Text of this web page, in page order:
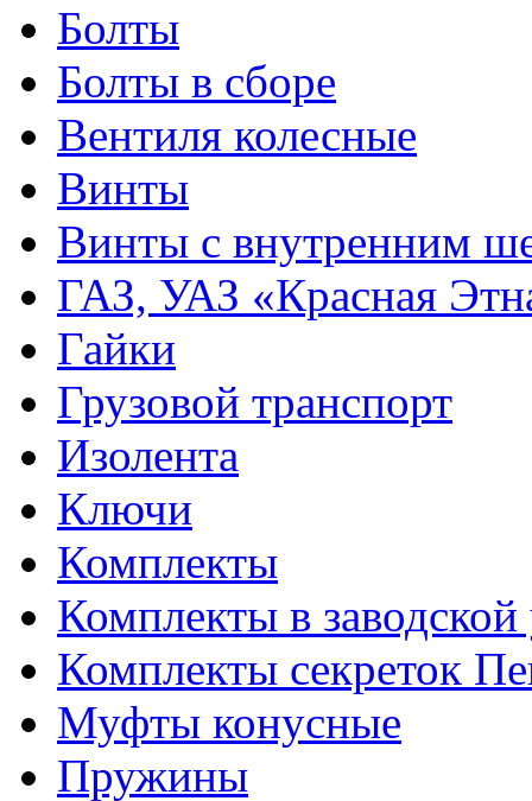
Болты
Болты в сборе
Вентиля колесные
Винты
Винты с внутренним
ГАЗ, УАЗ «Красная
Гайки
Грузовой транспорт
Изолента
Ключи
Комплекты
Комплекты в заводской
Комплекты секреток
Муфты конусные
Пружины